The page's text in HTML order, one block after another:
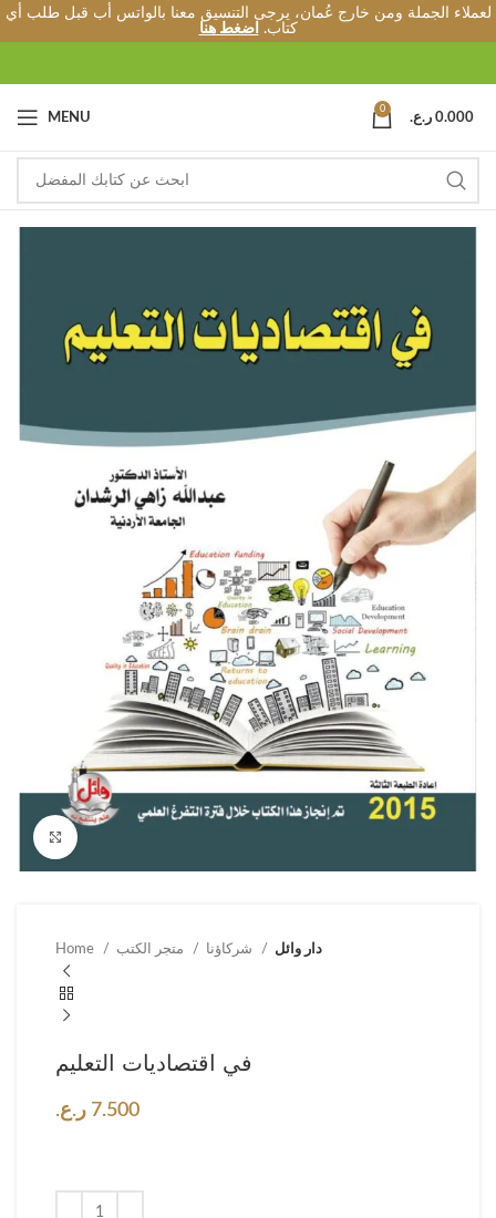
لعملاء الجملة ومن خارج عُمان، يرجى التنسيق معنا بالواتس أب قبل طلب أي
كتاب.
اضغط هنا
MENU
0
0.000 ر.ع.
Home دار وائل
في اقتصاديات التعليم
7.500 ر.ع.